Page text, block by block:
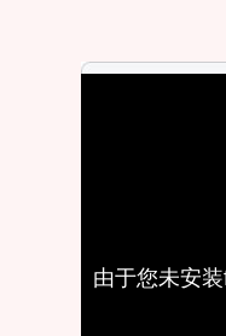
由于您未安